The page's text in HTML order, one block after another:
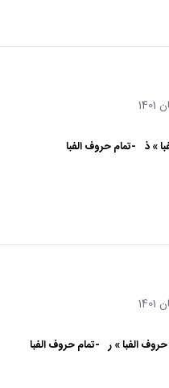
» ذ -تمام حروف الفبا
الفبا » ر -تمام حروف الفبا